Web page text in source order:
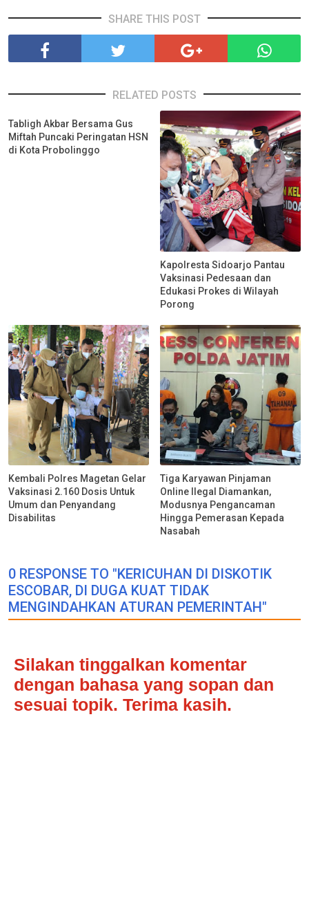
SHARE THIS POST
RELATED POSTS
Tabligh Akbar Bersama Gus
Miftah Puncaki Peringatan HSN
di Kota Probolinggo
Kapolresta Sidoarjo Pantau
Vaksinasi Pedesaan dan
Edukasi Prokes di Wilayah
Porong
Kembali Polres Magetan Gelar
Vaksinasi 2.160 Dosis Untuk
Umum dan Penyandang
Disabilitas
Tiga Karyawan Pinjaman
Online Ilegal Diamankan,
Modusnya Pengancaman
Hingga Pemerasan Kepada
Nasabah
0 RESPONSE TO "KERICUHAN DI DISKOTIK
ESCOBAR, DI DUGA KUAT TIDAK
MENGINDAHKAN ATURAN PEMERINTAH"
Silakan tinggalkan komentar
dengan bahasa yang sopan dan
sesuai topik. Terima kasih.